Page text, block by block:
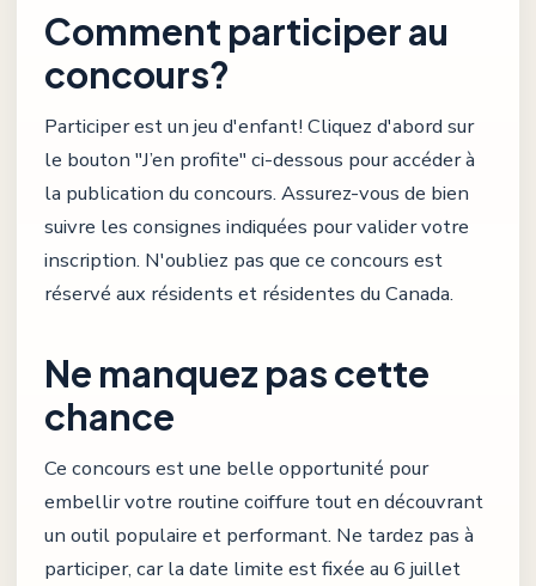
Comment participer au
concours?
Participer est un jeu d'enfant! Cliquez d'abord sur
le bouton "J’en profite" ci-dessous pour accéder à
la publication du concours. Assurez-vous de bien
suivre les consignes indiquées pour valider votre
inscription. N'oubliez pas que ce concours est
réservé aux résidents et résidentes du Canada.
Ne manquez pas cette
chance
Ce concours est une belle opportunité pour
embellir votre routine coiffure tout en découvrant
un outil populaire et performant. Ne tardez pas à
participer, car la date limite est fixée au 6 juillet